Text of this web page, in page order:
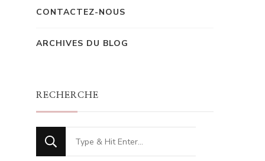
CONTACTEZ-NOUS
ARCHIVES DU BLOG
RECHERCHE
Looking
for